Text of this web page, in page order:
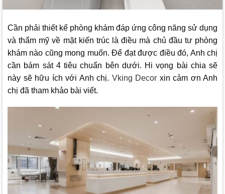
Cần phải thiết kế phòng khám đáp ứng công năng sử dụng
và thẩm mỹ về mặt kiến trúc là điều mà chủ đầu tư phòng
khám nào cũng mong muốn. Để đạt được điều đó, Anh chị
cần bám sát 4 tiêu chuẩn bên dưới. Hi vọng bài chia sẽ
này sẽ hữu ích với Anh chị. Vking Decor xin cảm ơn Anh
chị đã tham khảo bài viết.